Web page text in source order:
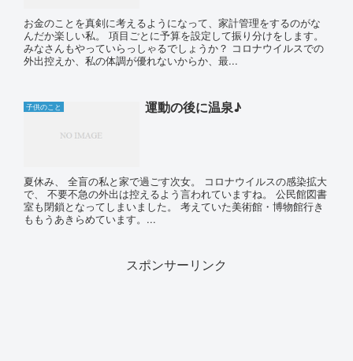
お金のことを真剣に考えるようになって、家計管理をするのがな
んだか楽しい私。 項目ごとに予算を設定して振り分けをします。
みなさんもやっていらっしゃるでしょうか？ コロナウイルスでの
外出控えか、私の体調が優れないからか、最...
子供のこと 運動の後に温泉♪
夏休み、 全盲の私と家で過ごす次女。 コロナウイルスの感染拡大
で、 不要不急の外出は控えるよう言われていますね。 公民館図書
室も閉鎖となってしまいました。 考えていた美術館・博物館行き
ももうあきらめています。...
スポンサーリンク